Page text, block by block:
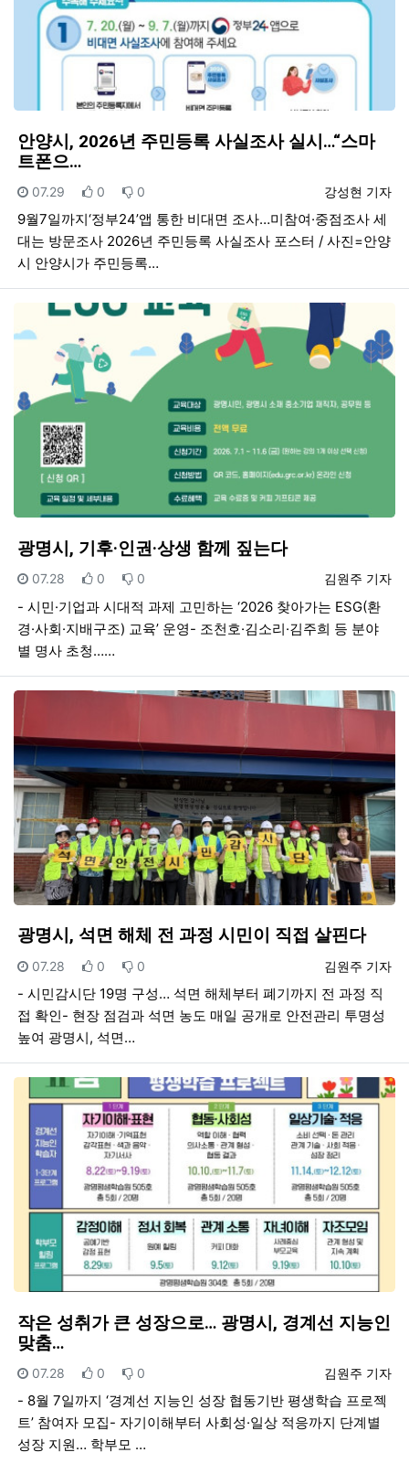
안양시, 2026년 주민등록 사실조사 실시…“스마
트폰으…
등록자
강성현 기자
등록일
07.29 추천
0 비추천
0
9월7일까지‘정부24’앱 통한 비대면 조사…미참여·중점조사 세
대는 방문조사 2026년 주민등록 사실조사 포스터 / 사진=안양
시 안양시가 주민등록…
광명시, 기후·인권·상생 함께 짚는다
등록자
김원주 기자
등록일
07.28 추천
0 비추천
0
- 시민·기업과 시대적 과제 고민하는 ‘2026 찾아가는 ESG(환
경·사회·지배구조) 교육’ 운영- 조천호·김소리·김주희 등 분야
별 명사 초청……
광명시, 석면 해체 전 과정 시민이 직접 살핀다
등록자
김원주 기자
등록일
07.28 추천
0 비추천
0
- 시민감시단 19명 구성… 석면 해체부터 폐기까지 전 과정 직
접 확인- 현장 점검과 석면 농도 매일 공개로 안전관리 투명성
높여 광명시, 석면…
작은 성취가 큰 성장으로… 광명시, 경계선 지능인
맞춤…
등록자
김원주 기자
등록일
07.28 추천
0 비추천
0
- 8월 7일까지 ‘경계선 지능인 성장 협동기반 평생학습 프로젝
트’ 참여자 모집- 자기이해부터 사회성·일상 적응까지 단계별
성장 지원… 학부모 …